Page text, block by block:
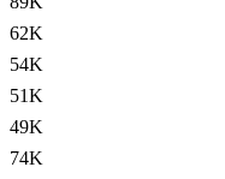
62K
54K
51K
49K
74K